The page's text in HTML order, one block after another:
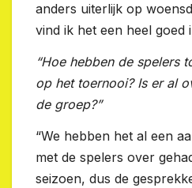
anders uiterlijk op
vind ik het een heel goed
“Hoe hebben de spelers
op het toernooi? Is er al
de groep?”
“We hebben het al een
met de spelers over
seizoen, dus de